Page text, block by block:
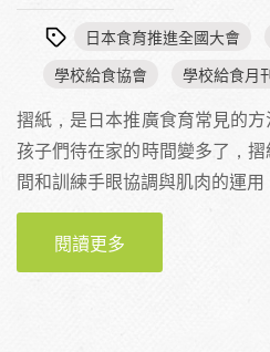
日本食育推進全國大會
學校給食協會
學校給食月
摺紙，是日本推廣食育常見的
孩子們待在家的時間變多了，
間和訓練手眼協調與肌肉的運用
閱讀更多
生喜愛的食育教材